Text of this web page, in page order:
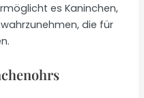
es Kaninchen,
die für